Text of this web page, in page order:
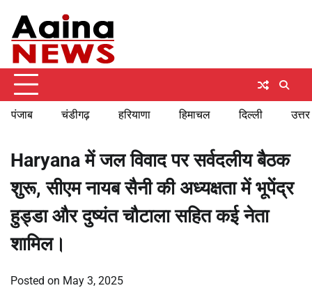
content
पंजाब चंडीगढ़ हरियाणा हिमाचल दिल्ली
Haryana में जल विवाद पर सर्वदलीय बैठक
शुरू, सीएम नायब सैनी की अध्यक्षता में भूपेंद्र
हुड्डा और दुष्यंत चौटाला सहित कई नेता
शामिल।
Posted on May 3, 2025